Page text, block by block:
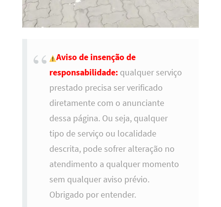
Aviso de insenção de
responsabilidade:qualquer serviço
prestado precisa ser verificado
diretamente com o anunciante
dessa página. Ou seja, qualquer
tipo de serviço ou localidade
descrita, pode sofrer alteração no
atendimento a qualquer momento
sem qualquer aviso prévio.
Obrigado por entender.